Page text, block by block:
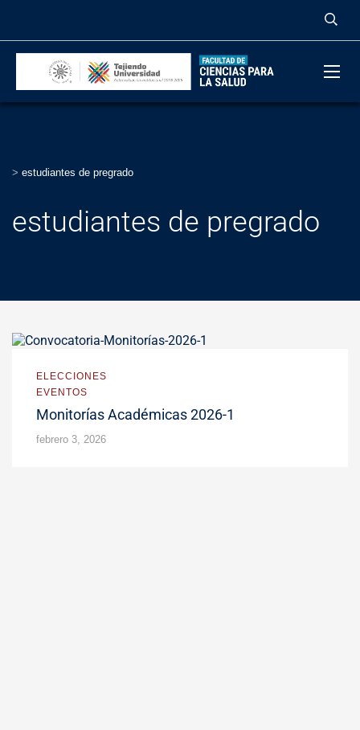
> estudiantes de pregrado
estudiantes de pregrado
ELECCIONES
EVENTOS
Monitorías Académicas 2026-1
febrero 3, 2026